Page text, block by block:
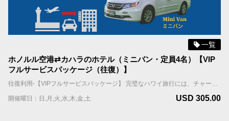
一覧
ホノルル空港⇄カハラのホテル（ミニバン・定員4名）【VIP
フルサービスパッケージ（往復）】
往復利用-【VIPフルサービスパッケージ】 完璧なハワイ旅行には、チャーリーズタクシーの【VIPフルサービスパッケージ】がお勧めです。お客様を担当するドライバーは往復ともに事前に割り振られ、到着日、担当ドライバーはお客様のお名前を表示したサインを持ってお出迎えし、待機しているタクシーまでご案内します。 国際線到着の場合；担当ドライバーはFIT出口（個人出口）を出たところで、お客様の名前を表示したサインを持ってお待ちしています。 国内線到着の場合；担当ドライバーはお客様の利用便の荷物ターンテーブルの辺りで、お客様の名前を表示したサインを持ってお待ちしています。 ホテルへの移動中に、お帰りの時間を記載したリマインダーカードをお渡しします。 ＊当サービスはお客様全員が同じ航空便で到着される前提です。同じ時間帯の異なる航空便で到着される場合は到着時間の遅い便をご記入ください。 車両＆乗車案内 ・車種：ミニバン ・乗車人数：4名まで（乳幼児含む） ・機内持ち込み手荷物（ハンドバッグ、機内持ち込み用キャリーバッグなど）の数：車両1台につき合計4個まで ・お預け手荷物（スーツケース、折り畳みの車椅子やベビーカーなど）＋大型荷物（自転車、ゴルフバッグ、サーフボードなど）の数：車両1台につき合計4個まで。 ＊大型荷物には超過料金がかかりますので、追加オプションよりお選びください。大型荷物の上限は2個までとなります。
開催曜日：日,月,火,水,木,金,土 USD 305.00